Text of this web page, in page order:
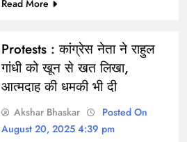
Read More
Protests : कांग्रेस नेता ने राहुल
गांधी को खून से खत लिखा,
आत्मदाह की धमकी भी दी
Akshar Bhaskar
Posted On
August 20, 2025 4:39 pm